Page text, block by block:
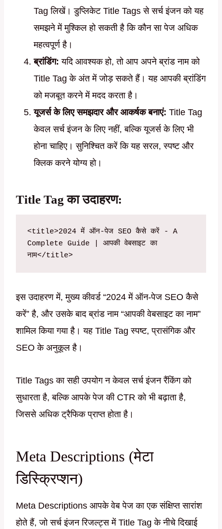
Tag लिखें। डुप्लिकेट Title Tags से सर्च इंजन को यह
समझने में मुश्किल हो सकती है कि कौन सा पेज अधिक
महत्वपूर्ण है।
ब्रांडिंग: यदि आवश्यक हो, तो आप अपने ब्रांड नाम को
Title Tag के अंत में जोड़ सकते हैं। यह आपकी ब्रांडिंग
को मजबूत करने में मदद करता है।
यूजर्स के लिए समझदार और आकर्षक बनाएं: Title Tag
केवल सर्च इंजन के लिए नहीं, बल्कि यूजर्स के लिए भी
होना चाहिए। सुनिश्चित करें कि यह सरल, स्पष्ट और
क्लिक करने योग्य हो।
Title Tag का उदाहरण:
<title>2024 में ऑन-पेज SEO कैसे करें - A
Complete Guide | आपकी वेबसाइट का
नाम</title>
इस उदाहरण में, मुख्य कीवर्ड “2024 में ऑन-पेज SEO कैसे
करें” है, और उसके बाद ब्रांड नाम “आपकी वेबसाइट का नाम”
शामिल किया गया है। यह Title Tag स्पष्ट, प्रासंगिक और
SEO के अनुकूल है।
Title Tags का सही उपयोग न केवल सर्च इंजन रैंकिंग को
सुधारता है, बल्कि आपके पेज की CTR को भी बढ़ाता है,
जिससे अधिक ट्रैफिक प्राप्त होता है।
Meta Descriptions (मेटा
डिस्क्रिप्शन)
Meta Descriptions आपके वेब पेज का एक संक्षिप्त सारांश
होते हैं, जो सर्च इंजन रिजल्ट्स में Title Tag के नीचे दिखाई